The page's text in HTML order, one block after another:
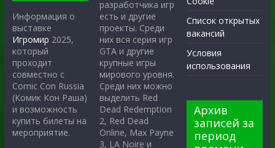
Информация о
выставке
Игромир 2025,
который
проходит
совместно с
Comic Con Russia
(Комик Кон Раша)
и возможность
купить билеты на
мероприятие.
разработчика игр
есть и другие
проекты. Среди
них вся серия игр
GTA и другие
крупные игры
мирового уровня.
Среди них можно
выделить Red
Dead Redemption
2, Red Dead
Online, Max Payne
3, LA Noire и
Список открытых
вакансий
Условия
использования
Архив
записей за
период